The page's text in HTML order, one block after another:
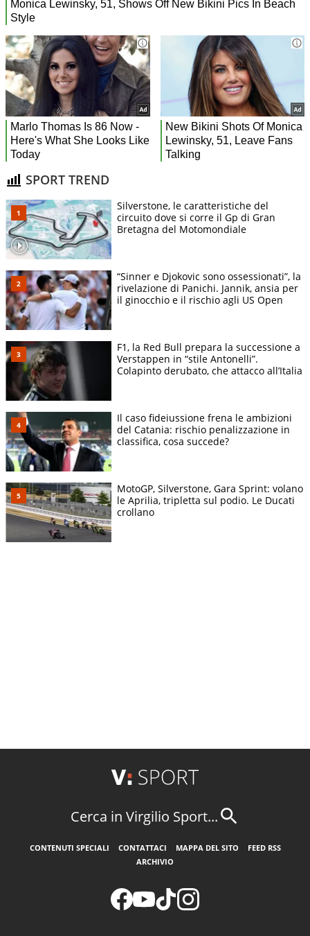
SPORT TREND
Silverstone, le caratteristiche del
circuito dove si corre il Gp di Gran
Bretagna del Motomondiale
“Sinner e Djokovic sono ossessionati”, la
rivelazione di Panichi. Jannik, ansia per
il ginocchio e il rischio agli US Open
F1, la Red Bull prepara la successione a
Verstappen in “stile Antonelli”.
Colapinto derubato, che attacco all’Italia
Il caso fideiussione frena le ambizioni
del Catania: rischio penalizzazione in
classifica, cosa succede?
MotoGP, Silverstone, Gara Sprint: volano
le Aprilia, tripletta sul podio. Le Ducati
crollano
Cerca in Virgilio Sport...
CONTENUTI SPECIALI CONTATTACI MAPPA DEL SITO
FEED RSS
ARCHIVIO